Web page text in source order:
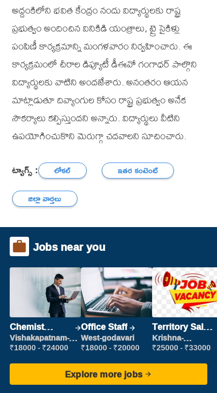
అద్దంకిలోని భవిత కేంద్రం నందు విద్యార్థులకు రాష్ట్ర
ప్రభుత్వం అందించిన వినికిడి యంత్రాలు, ట్రై సైకిళ్లు
పంపిణీ కార్యక్రమాన్ని మంగళవారం నిర్వహించారు. ఈ
కార్యక్రమంలో చీరాల డిప్యూటీ డీఈవో గంగాధర్ పాల్గొని
విద్యార్థులకు వాటిని అందజేశారు. అనంతరం ఆయన
మాట్లాడుతూ దివ్యాంగుల కోసం రాష్ట్ర ప్రభుత్వం అనేక
సౌకర్యాలు కల్పిస్తుందని అన్నారు. విద్యార్థులు వీటిని
ఉపయోగించుకొని మెరుగ్గా చదవాలని సూచించారు.
ట్యాగ్స్ : లోకల్
ఇతర కంటెంట్
జిల్లా వార్తలు
Jobs near you
Chemist
Production
Executive
Vishakapatnam-
new
₹18000 - ₹24000
Office Staff
West-godavari
₹18000 - ₹20000
Territory Sales
Manager
Krishna-
vijayawada
₹25000 - ₹33000
Explore more jobs